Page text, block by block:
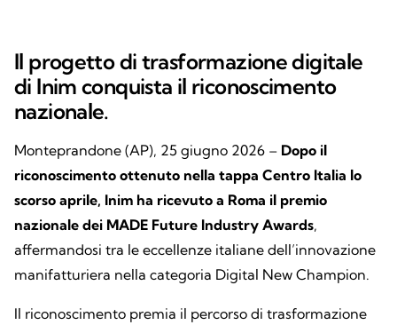
Il progetto di trasformazione digitale
di Inim conquista il riconoscimento
nazionale.
Monteprandone (AP), 25 giugno 2026 – Dopo il
riconoscimento ottenuto nella tappa Centro Italia lo
scorso aprile, Inim ha ricevuto a Roma il premio
nazionale dei MADE Future Industry Awards,
affermandosi tra le eccellenze italiane dell’innovazione
manifatturiera nella categoria Digital New Champion.
Il riconoscimento premia il percorso di trasformazione